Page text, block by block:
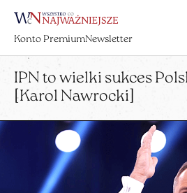
Konto PremiumNewsletter
IPN to wielki sukces
[Karol Nawrocki]